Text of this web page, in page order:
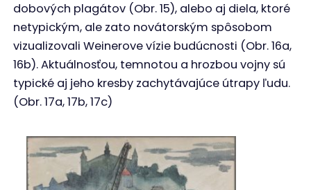
dobových plagátov (Obr. 15), alebo aj diela, ktoré
netypickým, ale zato novátorským spôsobom
vizualizovali Weinerove vízie budúcnosti (Obr. 16a,
16b). Aktuálnosťou, temnotou a hrozbou vojny sú
typické aj jeho kresby zachytávajúce útrapy ľudu.
(Obr. 17a, 17b, 17c)